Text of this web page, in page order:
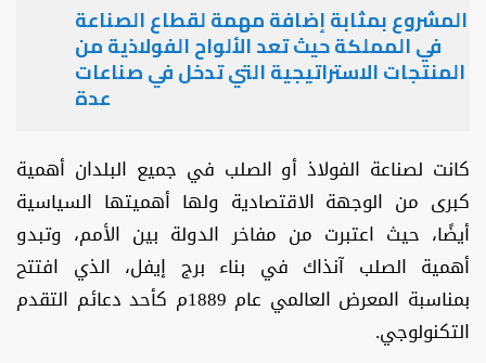
المشروع بمثابة إضافة مهمة لقطاع الصناعة
في المملكة حيث تعد الألواح الفولاذية من
المنتجات الاستراتيجية التي تدخل في صناعات
عدة
كانت لصناعة الفولاذ أو الصلب في جميع البلدان أهمية
كبرى من الوجهة الاقتصادية ولها أهميتها السياسية
أيضًا، حيث اعتبرت من مفاخر الدولة بين الأمم، وتبدو
أهمية الصلب آنذاك في بناء برج إيفل، الذي افتتح
بمناسبة المعرض العالمي عام 1889م كأحد دعائم التقدم
التكنولوجي.